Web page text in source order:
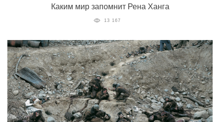
Каким мир запомнит Рена Ханга
13 167